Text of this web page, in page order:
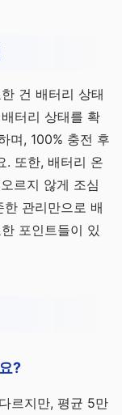
건 배터리 상태
터리 상태를 확
며, 100% 충전 후
. 또한, 배터리 온
르지 않게 조심
관리만으로 배
포인트들이 있
?
르지만, 평균 5만